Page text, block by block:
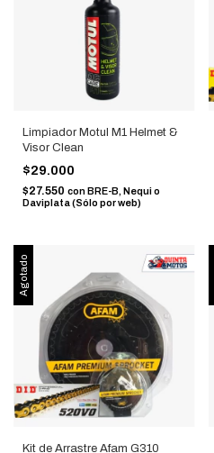
Limpiador Motul M1 Helmet &
Visor Clean
$29.000
$27.550 con BRE-B, Nequi o
Daviplata (Sólo por web)
Agotado
Kit de Arrastre Afam G310